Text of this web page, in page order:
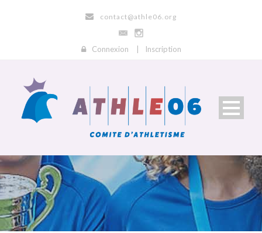
contact@athle06.org
Connexion Inscription